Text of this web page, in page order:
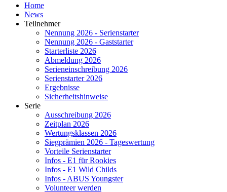
Home
News
Teilnehmer
Nennung 2026 - Serienstarter
Nennung 2026 - Gaststarter
Starterliste 2026
Abmeldung 2026
Serieneinschreibung 2026
Serienstarter 2026
Ergebnisse
Sicherheitshinweise
Serie
Ausschreibung 2026
Zeitplan 2026
Wertungsklassen 2026
Siegprämien 2026 - Tageswertung
Vorteile Serienstarter
Infos - E1 für Rookies
Infos - E1 Wild Childs
Infos - ABUS Youngster
Volunteer werden